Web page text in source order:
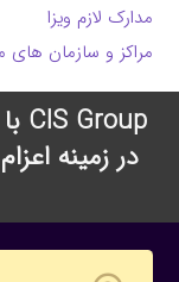
مدارک لازم ویزا
مراکز و سازمان های
در زمینه